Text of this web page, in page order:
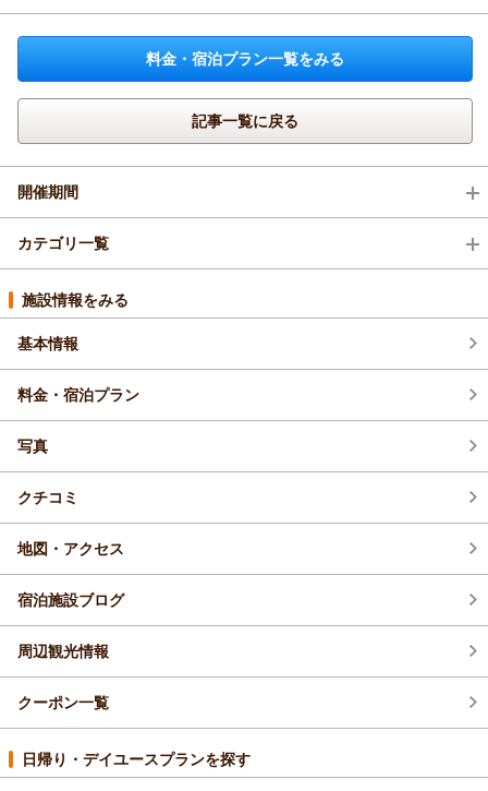
料金・宿泊プラン一覧をみる
記事一覧に戻る
開催期間
2026年11月(2)
2026年10月(3)
2026年9月(4)
2026年8月(4)
2026年7月(4)
カテゴリ一覧
イベント・フェア (1)
新プラン (52)
新メニュー・新製品 (1)
新オープン・リニューアル (1)
館内メンテナンス (1)
その他 (1)
じゃらん限定 (1)
お得情報 (27)
施設情報をみる
基本情報
料金・宿泊プラン
写真
クチコミ
地図・アクセス
宿泊施設ブログ
周辺観光情報
クーポン一覧
日帰り・デイユースプランを探す